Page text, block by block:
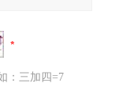
：三加四=7